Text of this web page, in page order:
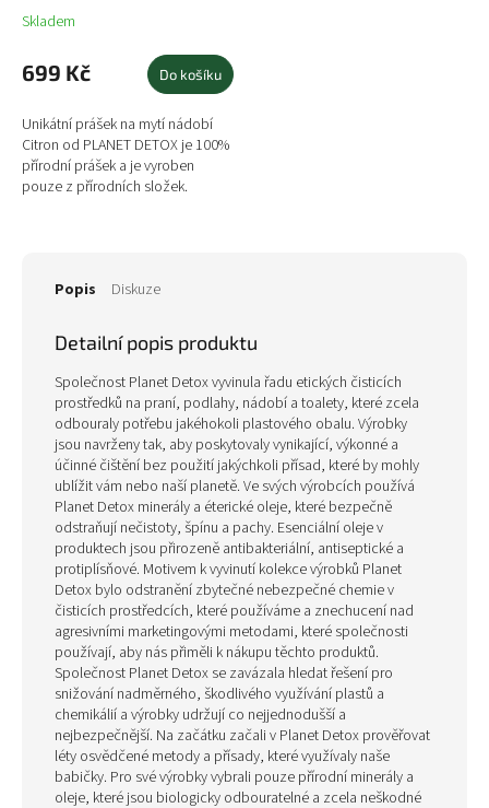
Skladem
699 Kč Do košíku
Unikátní prášek na mytí nádobí
Citron od PLANET DETOX je 100%
přírodní prášek a je vyroben
pouze z přírodních složek.
Popis Diskuze
Detailní popis produktu
Společnost Planet Detox vyvinula řadu etických čisticích
prostředků na praní, podlahy, nádobí a toalety, které zcela
odbouraly potřebu jakéhokoli plastového obalu. Výrobky
jsou navrženy tak, aby poskytovaly vynikající, výkonné a
účinné čištění bez použití jakýchkoli přísad, které by mohly
ublížit vám nebo naší planetě. Ve svých výrobcích používá
Planet Detox minerály a éterické oleje, které bezpečně
odstraňují nečistoty, špínu a pachy. Esenciální oleje v
produktech jsou přirozeně antibakteriální, antiseptické a
protiplísňové. Motivem k vyvinutí kolekce výrobků Planet
Detox bylo odstranění zbytečné nebezpečné chemie v
čisticích prostředcích, které používáme a znechucení nad
agresivními marketingovými metodami, které společnosti
používají, aby nás přiměli k nákupu těchto produktů.
Společnost Planet Detox se zavázala hledat řešení pro
snižování nadměrného, škodlivého využívání plastů a
chemikálií a výrobky udržují co nejjednodušší a
nejbezpečnější. Na začátku začali v Planet Detox prověřovat
léty osvědčené metody a přísady, které využívaly naše
babičky. Pro své výrobky vybrali pouze přírodní minerály a
oleje, které jsou biologicky odbouratelné a zcela neškodné